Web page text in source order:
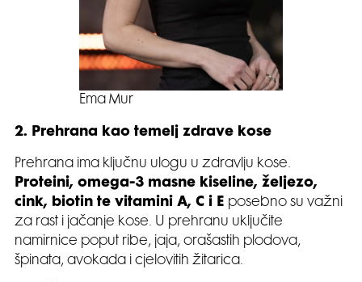
Ema Mur
2. Prehrana kao temelj zdrave kose
Prehrana ima ključnu ulogu u zdravlju kose.
Proteini, omega-3 masne kiseline, željezo,
cink, biotin te vitamini A, C i E posebno su važni
za rast i jačanje kose. U prehranu uključite
namirnice poput ribe, jaja, orašastih plodova,
špinata, avokada i cjelovitih žitarica.